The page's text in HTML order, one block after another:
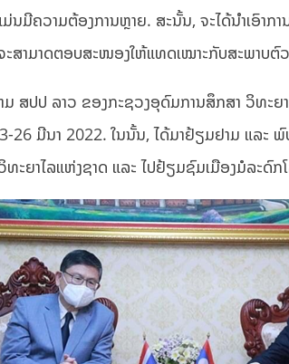
ນມີຄວາມຕ້ອງການຫຼາຍ. ສະນັ້ນ, ຈະໄດ້ນຳເອົ
ະສາມາດຕອບສະໜອງໃຫ້ແທດເໝາະກັບສະພາບຕົ
ມ ສປປ ລາວ ຂອງກະຊວງອຸດົມການສຶກສາ ວິທະຍ
26 ມີນາ 2022. ໃນນັ້ນ, ໄດ້ມາຢ້ຽມຢາມ ແລະ
ະຍາໄລແຫ່ງຊາດ ແລະ ໄປຢ້ຽມຊົມເມືອງມໍລະດົ